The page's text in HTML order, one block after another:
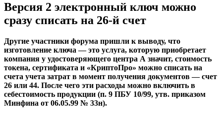
Версия 2 электронный ключ можно
сразу списать на 26-й счет
Другие участники форума пришли к выводу, что
изготовление ключа — это услуга, которую приобретает
компания у удостоверяющего центра А значит, стоимость
токена, сертификата и «КриптоПро» можно списать на
счета учета затрат в момент получения документов — счет
26 или 44. После чего эти расходы можно включить в
себестоимость продукции (п. 9 ПБУ 10/99, утв. приказом
Минфина от 06.05.99 № 33н).